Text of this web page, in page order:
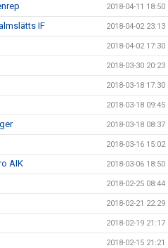
2018-04-11 18:50
IF 2018-04-02 23:13
2018-04-02 17:30
2018-03-30 20:23
2018-03-18 17:30
2018-03-18 09:45
2018-03-18 08:37
2018-03-16 15:02
AIK 2018-03-06 18:50
2018-02-25 08:44
2018-02-21 22:29
2018-02-19 21:17
2018-02-15 21:21